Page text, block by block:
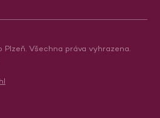
Všechna práva vyhrazena.